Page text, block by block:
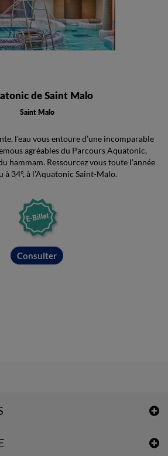
de Saint Malo
Saint Malo
l’eau vous entoure d’une incomparable
agréables du Parcours Aquatonic,
hammam. Ressourcez vous toute l’année
à 34°, à l’Aquatonic Saint-Malo.
Consulter